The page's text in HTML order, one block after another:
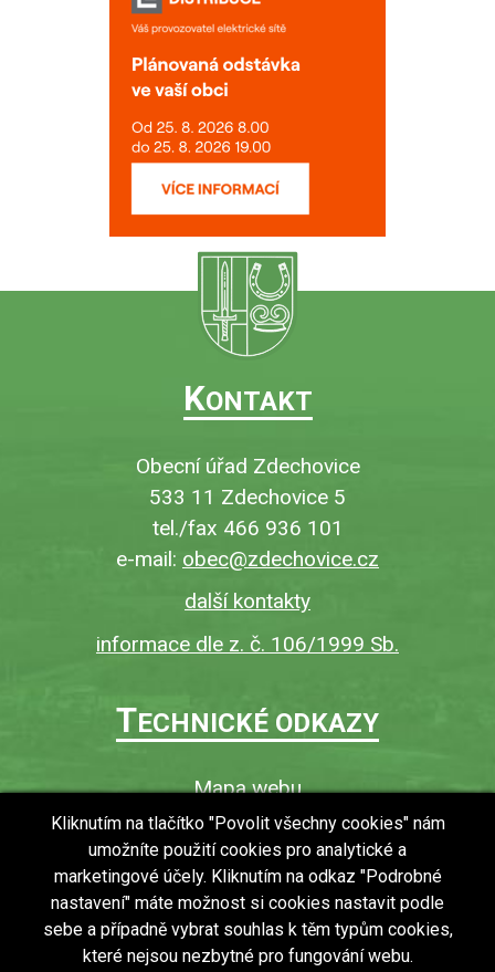
KONTAKT
Obecní úřad Zdechovice
533 11 Zdechovice 5
tel./fax 466 936 101
e-mail: obec@zdechovice.cz
další kontakty
informace dle z. č. 106/1999 Sb.
TECHNICKÉ ODKAZY
Mapa webu
O webu
Povinně zveřejňované informace
Ochrana osobních údajů (GDPR)
Vyhledávání
RSS
Kliknutím na tlačítko "Povolit všechny cookies" nám
umožníte použití cookies pro analytické a
marketingové účely. Kliknutím na odkaz "Podrobné
nastavení" máte možnost si cookies nastavit podle
sebe a případně vybrat souhlas k těm typům cookies,
které nejsou nezbytné pro fungování webu.